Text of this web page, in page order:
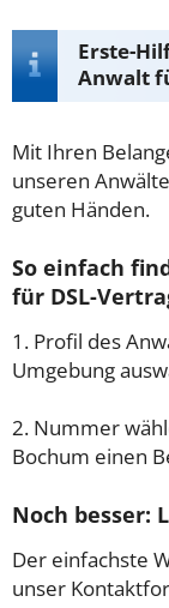
Erste-
Anwalt
Mit Ihren
unseren
guten Händen.
So einfach
für DSL-
1. Profil des
Umgebung
2. Nummer
Bochum einen
Noch besser:
Der einfachste
unser